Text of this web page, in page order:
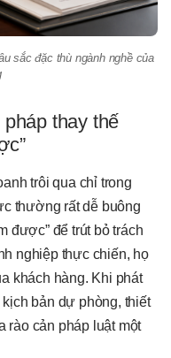
sắc đặc thù ngành nghề của
thay thế
trôi qua chỉ trong
thường rất dễ buông
được” để trút bỏ trách
nghiệp thực chiến, họ
khách hàng. Khi phát
bản dự phòng, thiết
rào cản pháp luật một